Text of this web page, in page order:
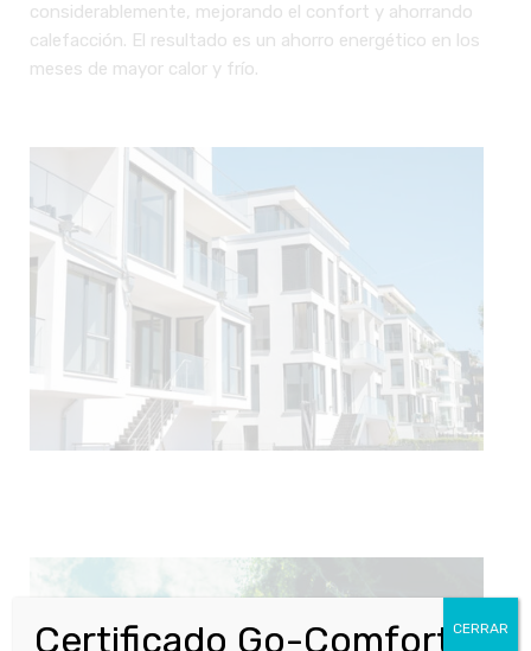
considerablemente, mejorando el confort y ahorrando
calefacción. El resultado es un ahorro energético en los
meses de mayor calor y frío.
Certificado Go-Comfort CERRAR